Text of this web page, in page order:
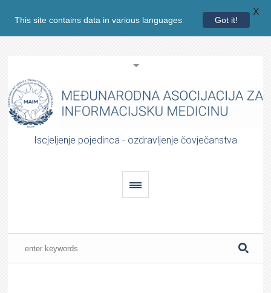
Iscjeljenje pojedinca - ozdravljenje čovječanstva
This site contains data in various languages Got it!
X